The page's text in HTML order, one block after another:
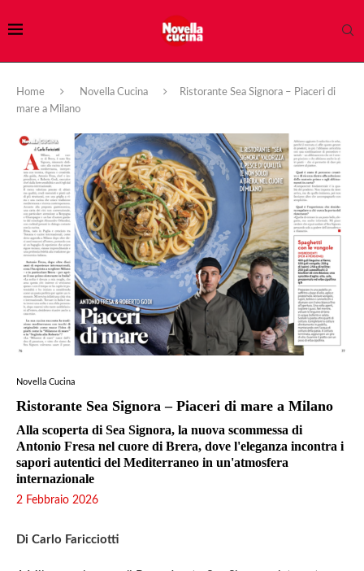
Home Novella Cucina
Ristorante Sea Signora – Piaceri di
mare a Milano
Novella Cucina
Ristorante Sea Signora – Piaceri di mare a Milano
Alla scoperta di Sea Signora, la nuova scommessa di
Antonio Fresa nel cuore di Brera, dove l'eleganza incontra i
sapori autentici del Mediterraneo in un'atmosfera
internazionale
2 Febbraio 2026
Di Carlo Faricciotti